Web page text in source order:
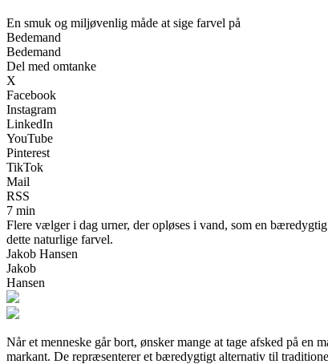
En smuk og miljøvenlig måde at sige farvel på
Bedemand
Bedemand
Del med omtanke
X
Facebook
Instagram
LinkedIn
YouTube
Pinterest
TikTok
Mail
RSS
7 min
Flere vælger i dag urner, der opløses i vand, som en
dette naturlige farvel.
Jakob Hansen
Jakob
Hansen
Når et menneske går bort, ønsker mange at tage afsked på en
markant. De repræsenterer et bæredygtigt alternativ til